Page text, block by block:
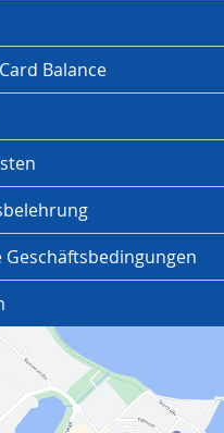
Balance
Geschäftsbedingungen